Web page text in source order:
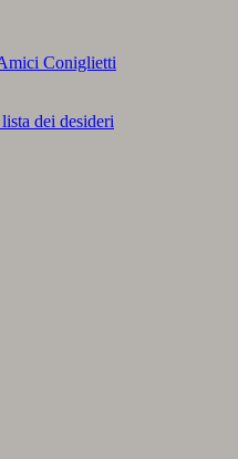
dei desideri